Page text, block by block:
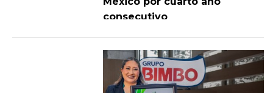
consecutivo